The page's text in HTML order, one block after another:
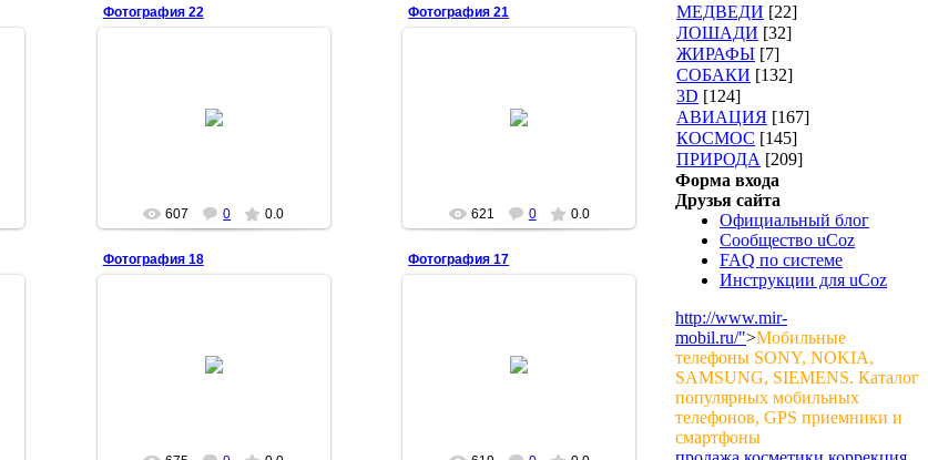
Фотография 22
607 0 0.0
Фотография 21
621 0 0.0
Фотография 18 Фотография 17
МЕДВЕДИ [22]
ЛОШАДИ [32]
ЖИРАФЫ [7]
СОБАКИ [132]
3D [124]
АВИАЦИЯ [167]
КОСМОС [145]
ПРИРОДА [209]
Форма входа
Друзья сайта
Официальный блог
Сообщество uCoz
FAQ по системе
Инструкции для uCoz
http://www.mir-
mobil.ru/">Мобильные
телефоны SONY, NOKIA,
SAMSUNG, SIEMENS. Каталог
популярных мобильных
телефонов, GPS приемники и
смартфоны